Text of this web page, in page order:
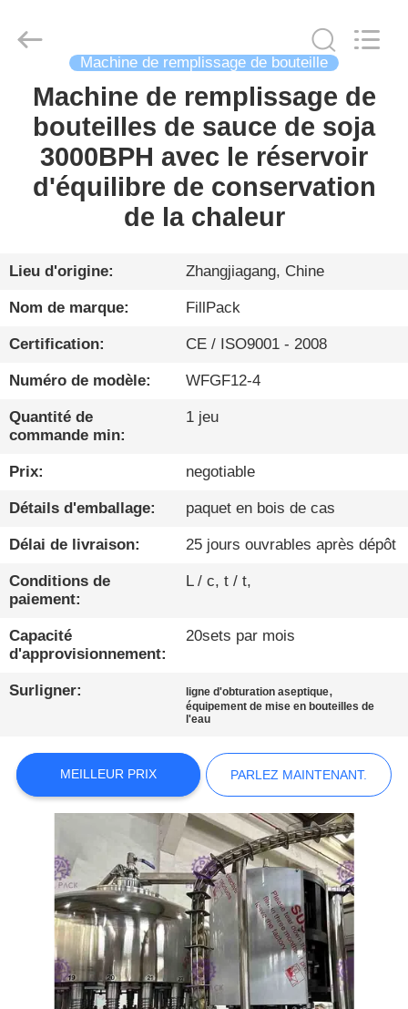
MAISON
PRODUITS
DE
NOUS
VISITE
D'USINE
CONTRÔLE
DE
QUALITÉ
NOUS
NOUVELLES
PARLEZ
PLAN
SITE
POLITIQUE
CONFIDENTIALITÉ
PACK
Machinery
Reserved.
Machine de remplissage de bouteille
Machine de remplissage de
bouteilles de sauce de soja
3000BPH avec le réservoir
d'équilibre de conservation
de la chaleur
Lieu d'origine: Zhangjiagang, Chine
Nom de marque: FillPack
Certification: CE / ISO9001 - 2008
Numéro de modèle: WFGF12-4
Quantité de
commande min:
1 jeu
Prix: negotiable
Détails d'emballage: paquet en bois de cas
Délai de livraison: 25 jours ouvrables après dépôt
Conditions de
paiement:
L / c, t / t,
Capacité
d'approvisionnement:
20sets par mois
Surligner: ligne d'obturation aseptique,
équipement de mise en bouteilles de
l'eau
MEILLEUR PRIX PARLEZ MAINTENANT.